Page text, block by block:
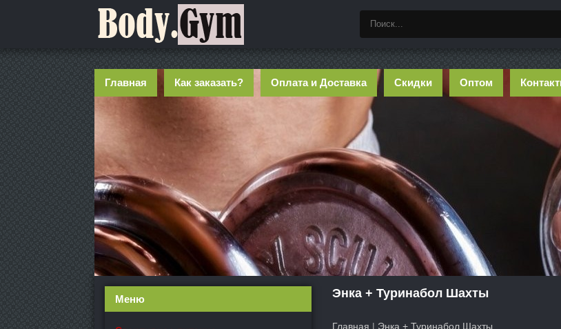
Главная Как заказать? Оплата и Доставка Скидки Оптом
Энка + Туринабол Шахты
Главная | Энка + Туринабол Шахты
Меню